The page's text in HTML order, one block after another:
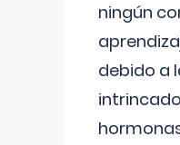
ningún
debido a